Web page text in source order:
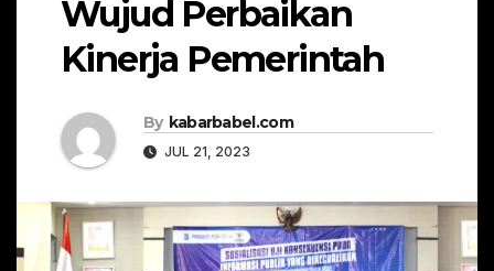
Wujud Perbaikan
Kinerja Pemerintah
By kabarbabel.com
JUL 21, 2023